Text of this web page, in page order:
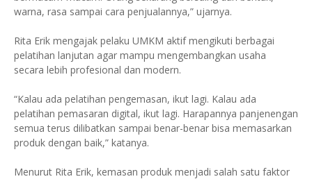
warna, rasa sampai cara penjualannya,” ujarnya.
Rita Erik mengajak pelaku UMKM aktif mengikuti berbagai
pelatihan lanjutan agar mampu mengembangkan usaha
secara lebih profesional dan modern.
“Kalau ada pelatihan pengemasan, ikut lagi. Kalau ada
pelatihan pemasaran digital, ikut lagi. Harapannya panjenengan
semua terus dilibatkan sampai benar-benar bisa memasarkan
produk dengan baik,” katanya.
Menurut Rita Erik, kemasan produk menjadi salah satu faktor